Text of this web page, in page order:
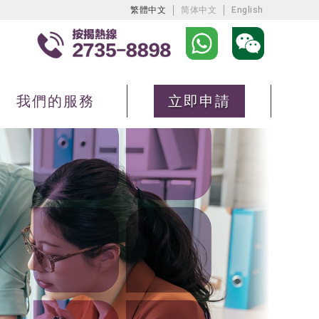
繁體中文 简体中文 English
我們的服務 立即申請